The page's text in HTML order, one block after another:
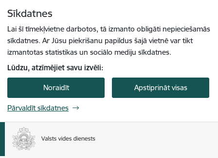
Sīkdatnes
Lai šī tīmekļvietne darbotos, tā izmanto obligāti nepieciešamās
sīkdatnes. Ar Jūsu piekrišanu papildus šajā vietnē var tikt
izmantotas statistikas un sociālo mediju sīkdatnes.
Lūdzu, atzīmējiet savu izvēli:
Noraidīt Apstiprināt visas
Pārvaldīt sīkdatnes